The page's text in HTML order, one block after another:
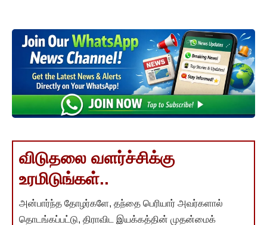
விடுதலை வளர்ச்சிக்கு
உரமிடுங்கள்..
அன்பார்ந்த தோழர்களே, தந்தை பெரியார் அவர்களால்
தொடங்கப்பட்டு, திராவிட இயக்கத்தின் முதன்மைக்